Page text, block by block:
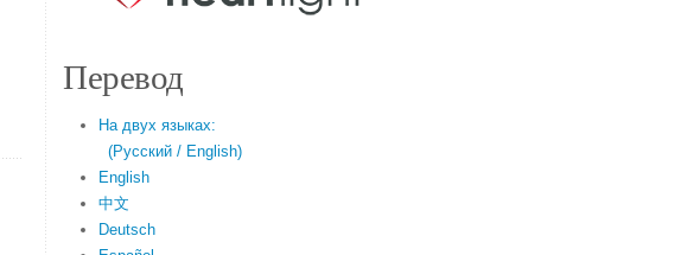
Перевод
На двух языках:
(Русский / English)
English
中文
Deutsch